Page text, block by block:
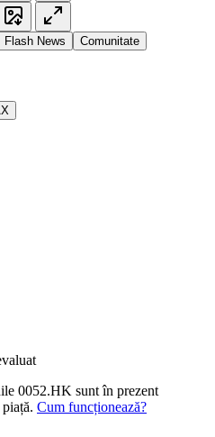
Flash News Comunitate
0052.HK sunt în prezent
Cum funcționează?